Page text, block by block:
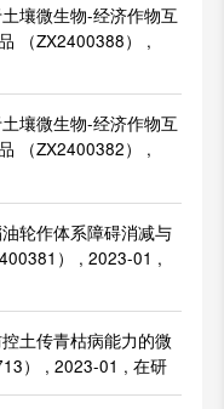
壤微生物-经济作物互
（ZX2400388） ,
壤微生物-经济作物互
（ZX2400382） ,
轮作体系障碍消减与
） , 2023-01 ,
土传青枯病能力的微
） , 2023-01 , 在研